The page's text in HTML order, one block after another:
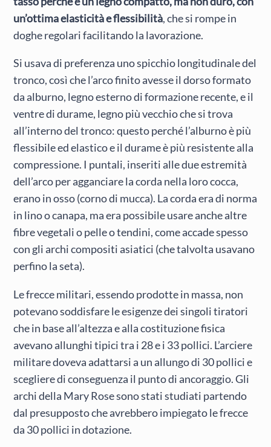
un’ottima elasticità e flessibilità, che si rompe in
doghe regolari facilitando la lavorazione.
Si usava di preferenza uno spicchio longitudinale del
tronco, così che l’arco finito avesse il dorso formato
da alburno, legno esterno di formazione recente, e il
ventre di durame, legno più vecchio che si trova
all’interno del tronco: questo perché l’alburno è più
flessibile ed elastico e il durame è più resistente alla
compressione. I puntali, inseriti alle due estremità
dell’arco per agganciare la corda nella loro cocca,
erano in osso (corno di mucca). La corda era di norma
in lino o canapa, ma era possibile usare anche altre
fibre vegetali o pelle o tendini, come accade spesso
con gli archi compositi asiatici (che talvolta usavano
perfino la seta).
Le frecce militari, essendo prodotte in massa, non
potevano soddisfare le esigenze dei singoli tiratori
che in base all’altezza e alla costituzione fisica
avevano allunghi tipici tra i 28 e i 33 pollici. L’arciere
militare doveva adattarsi a un allungo di 30 pollici e
scegliere di conseguenza il punto di ancoraggio. Gli
archi della Mary Rose sono stati studiati partendo
dal presupposto che avrebbero impiegato le frecce
da 30 pollici in dotazione.